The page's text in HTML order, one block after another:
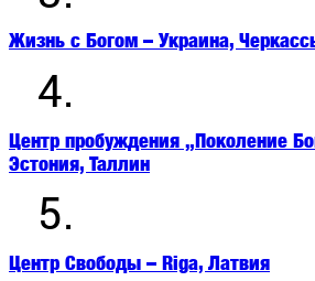
Жизнь с Богом – Украина,
4.
Центр пробуждения „Поколение
Эстония, Таллин
5.
Центр Свободы – Riga, Латвия